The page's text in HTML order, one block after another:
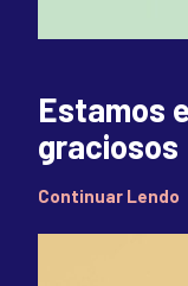
Estamos
graciosos
Continuar Lendo